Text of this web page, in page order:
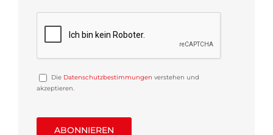
Die Datenschutzbestimmungen verstehen und
akzeptieren.